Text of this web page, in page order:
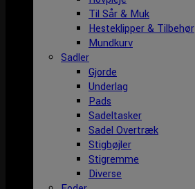
Til Sår & Muk
Hesteklipper & Tilbehør
Mundkurv
Sadler
Gjorde
Underlag
Pads
Sadeltasker
Sadel Overtræk
Stigbøjler
Stigremme
Diverse